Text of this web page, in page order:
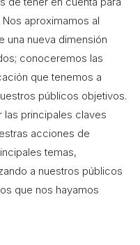
aproximamos al
nueva dimensión
conoceremos las
que tenemos a
públicos objetivos.
las principales claves
acciones de
temas,
a nuestros públicos
que nos hayamos